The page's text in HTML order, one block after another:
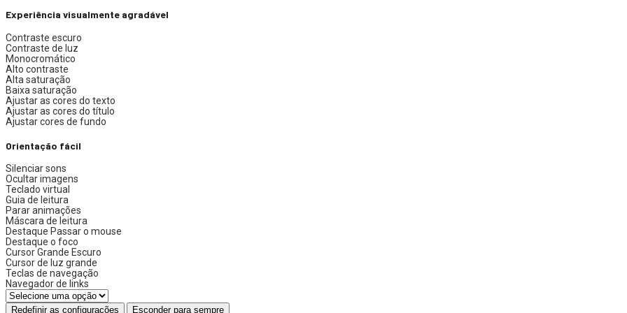
Experiência visualmente agradável
Contraste escuro
Contraste de luz
Monocromático
Alto contraste
Alta saturação
Baixa saturação
Ajustar as cores do texto
Ajustar as cores do título
Ajustar cores de fundo
Orientação fácil
Silenciar sons
Ocultar imagens
Teclado virtual
Guia de leitura
Parar animações
Máscara de leitura
Destaque Passar o mouse
Destaque o foco
Cursor Grande Escuro
Cursor de luz grande
Teclas de navegação
Navegador de links
Redefinir as configurações Esconder para sempre